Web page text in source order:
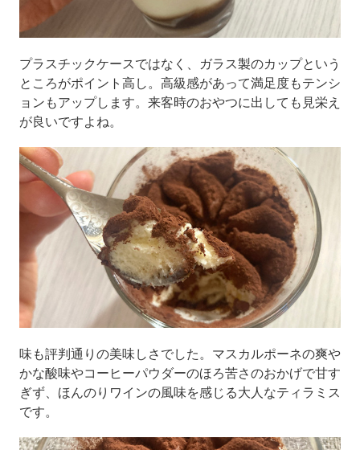
プラスチックケースではなく、ガラス製のカップという
ところがポイント高し。高級感があって満足度もテンシ
ョンもアップします。来客時のおやつに出しても見栄え
が良いですよね。
味も評判通りの美味しさでした。マスカルポーネの爽や
かな酸味やコーヒーパウダーのほろ苦さのおかげで甘す
ぎず、ほんのりワインの風味を感じる大人なティラミス
です。